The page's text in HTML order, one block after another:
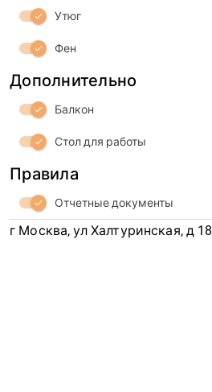
check Утюг
check Фен
Дополнительно
check Балкон
check Стол для работы
Правила
check Отчетные документы
г Москва, ул Халтуринская, д 18